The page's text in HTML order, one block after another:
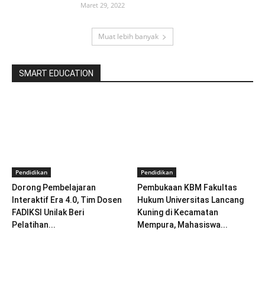
Maret 29, 2022
Muat lebih banyak
SMART EDUCATION
Pendidikan
Dorong Pembelajaran
Interaktif Era 4.0, Tim Dosen
FADIKSI Unilak Beri
Pelatihan...
Pendidikan
Pembukaan KBM Fakultas
Hukum Universitas Lancang
Kuning di Kecamatan
Mempura, Mahasiswa...